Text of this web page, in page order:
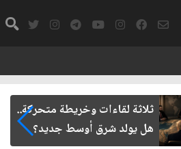
ثلاثة لقاءات وخريطة متحركة..
هل يولد شرق أوسط جديد؟